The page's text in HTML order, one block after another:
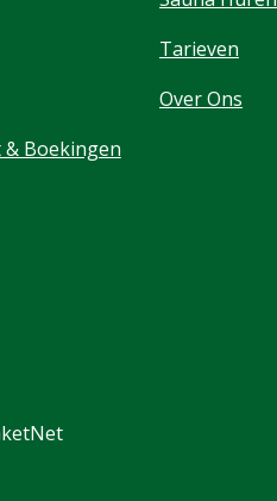
Tarieven
Over Ons
& Boekingen